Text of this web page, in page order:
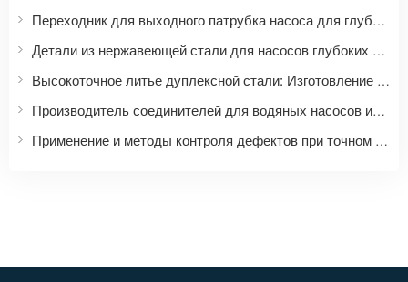
Переходник для выходного патрубка насоса для глубоких скважин | Аксессуары для водяных насосов из нержавеющей стали на заказ
Детали из нержавеющей стали для насосов глубоких скважин | Точное литье и механическая обработка рабочих колес и корпусов насосов
Высокоточное литье дуплексной стали: Изготовление на заказ изделий из дуплексной стали различных марок, таких как 2205 и 2507.
Производитель соединителей для водяных насосов из нержавеющей стали | Точное литье комплектующих для насосов и клапанов
Применение и методы контроля дефектов при точном литье головок водяных насосов из нержавеющей стали.